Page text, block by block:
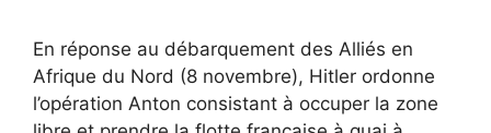
En réponse au débarquement des Alliés en
Afrique du Nord (8 novembre), Hitler ordonne
l’opération Anton consistant à occuper la zone